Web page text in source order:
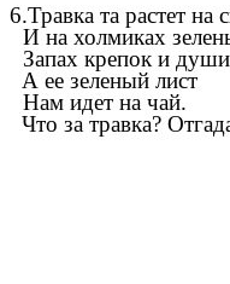
6.Травка та растет на
И на холмиках
Запах крепок и
А ее зеленый лист
Нам идет на чай.
Что за травка?